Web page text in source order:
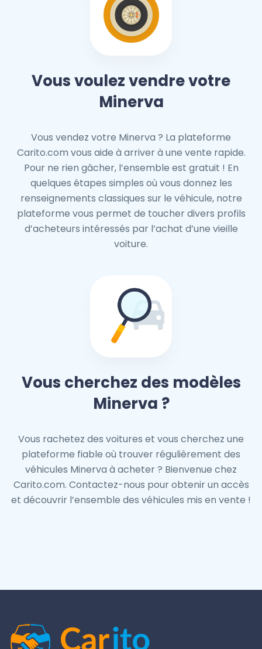
Vous voulez vendre votre
Minerva
Vous vendez votre Minerva ? La plateforme
Carito.com vous aide à arriver à une vente rapide.
Pour ne rien gâcher, l’ensemble est gratuit ! En
quelques étapes simples où vous donnez les
renseignements classiques sur le véhicule, notre
plateforme vous permet de toucher divers profils
d’acheteurs intéressés par l’achat d’une vieille
voiture.
Vous cherchez des modèles
Minerva ?
Vous rachetez des voitures et vous cherchez une
plateforme fiable où trouver régulièrement des
véhicules Minerva à acheter ? Bienvenue chez
Carito.com. Contactez-nous pour obtenir un accès
et découvrir l’ensemble des véhicules mis en vente !